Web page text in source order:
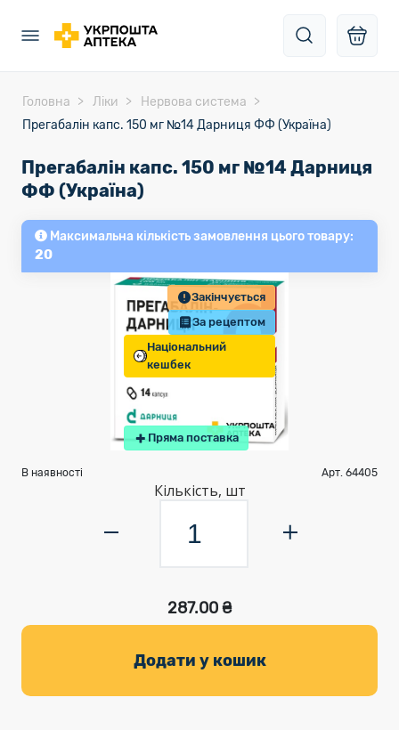
Головна Ліки
Нервова система
Прегабалін капс. 150 мг №14 Дарниця ФФ (Україна)
Прегабалін капс. 150 мг №14 Дарниця
ФФ (Україна)
Максимальна кількість замовлення цього товару:
20
Закінчується
За рецептом
Національний
кешбек
Пряма поставка
В наявності Арт. 64405
Кількість, шт
287.00 ₴
Додати у кошик